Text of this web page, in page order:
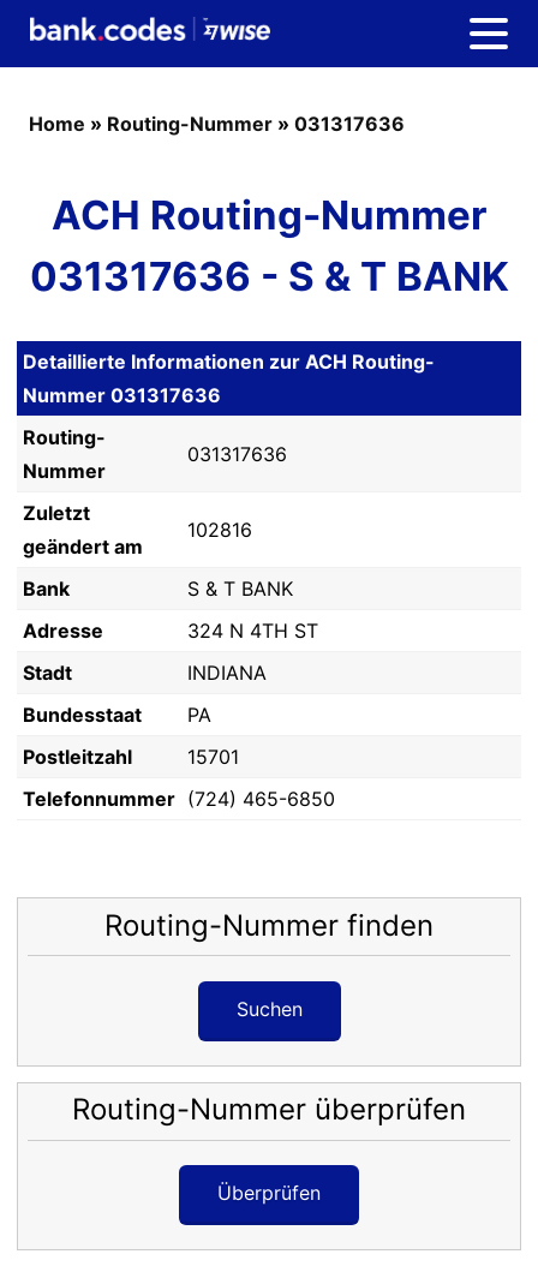
Home » Routing-Nummer » 031317636
ACH Routing-Nummer
031317636 - S & T BANK
Detaillierte Informationen zur ACH Routing-
Nummer 031317636
Routing-
Nummer
031317636
Zuletzt
geändert am
102816
Bank
S & T BANK
Adresse
324 N 4TH ST
Stadt
INDIANA
Bundesstaat
PA
Postleitzahl
15701
Telefonnummer (724) 465-6850
Routing-Nummer finden
Suchen
Routing-Nummer überprüfen
Überprüfen